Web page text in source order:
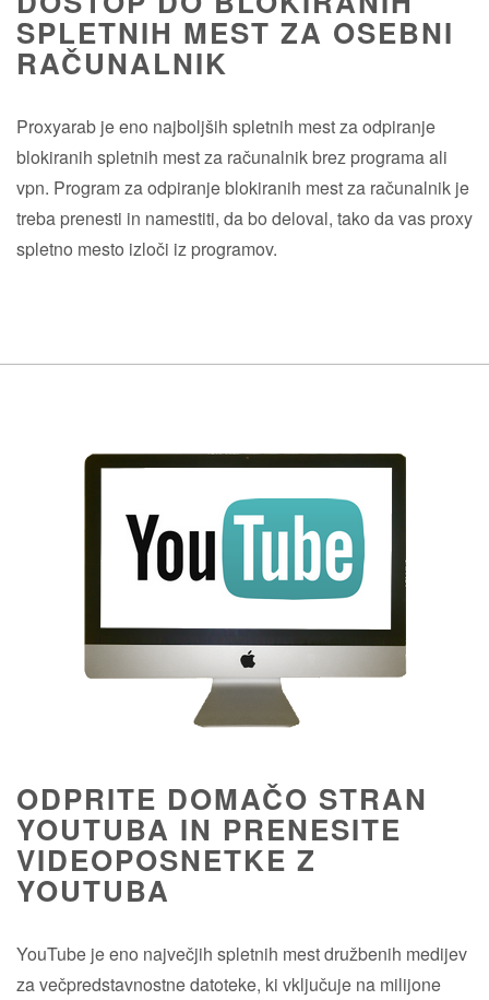
SPLETNIH MEST ZA OSEBNI
RAČUNALNIK
Proxyarab je eno najboljših spletnih mest za odpiranje
blokiranih spletnih mest za računalnik brez programa ali
vpn. Program za odpiranje blokiranih mest za računalnik je
treba prenesti in namestiti, da bo deloval, tako da vas proxy
spletno mesto izloči iz programov.
ODPRITE DOMAČO STRAN
YOUTUBA IN PRENESITE
VIDEOPOSNETKE Z
YOUTUBA
YouTube je eno največjih spletnih mest družbenih medijev
za večpredstavnostne datoteke, ki vključuje na milijone